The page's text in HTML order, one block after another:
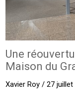
Une
Maison du
Xavier Roy / 27 juillet